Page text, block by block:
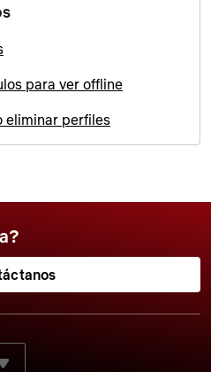
para ver offline
eliminar perfiles
QUE PREFIERES: